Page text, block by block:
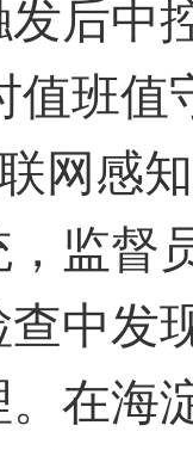
后中
值班
网感
监督
中发
在海